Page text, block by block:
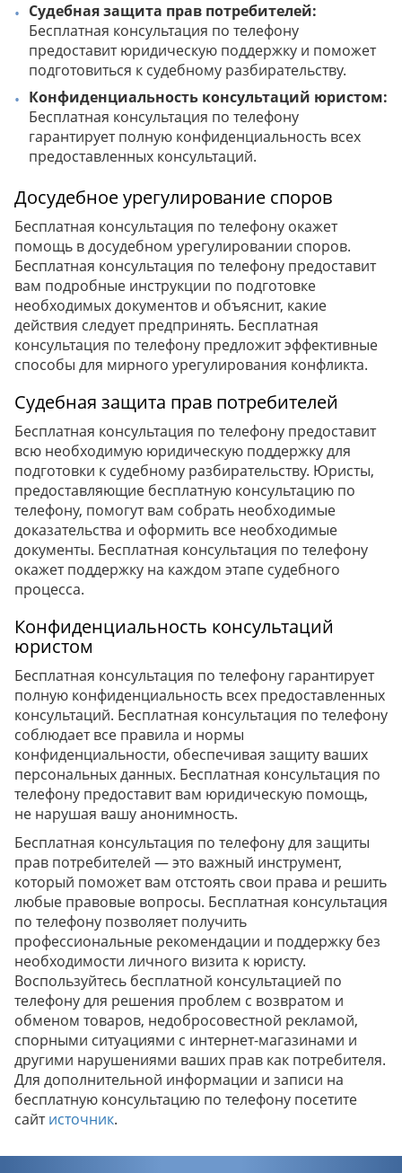
Судебная защита прав потребителей:
Бесплатная консультация по телефону
предоставит юридическую поддержку и поможет
подготовиться к судебному разбирательству.
Конфиденциальность консультаций юристом:
Бесплатная консультация по телефону
гарантирует полную конфиденциальность всех
предоставленных консультаций.
Досудебное урегулирование споров
Бесплатная консультация по телефону окажет
помощь в досудебном урегулировании споров.
Бесплатная консультация по телефону предоставит
вам подробные инструкции по подготовке
необходимых документов и объяснит, какие
действия следует предпринять. Бесплатная
консультация по телефону предложит эффективные
способы для мирного урегулирования конфликта.
Судебная защита прав потребителей
Бесплатная консультация по телефону предоставит
всю необходимую юридическую поддержку для
подготовки к судебному разбирательству. Юристы,
предоставляющие бесплатную консультацию по
телефону, помогут вам собрать необходимые
доказательства и оформить все необходимые
документы. Бесплатная консультация по телефону
окажет поддержку на каждом этапе судебного
процесса.
Конфиденциальность консультаций
юристом
Бесплатная консультация по телефону гарантирует
полную конфиденциальность всех предоставленных
консультаций. Бесплатная консультация по телефону
соблюдает все правила и нормы
конфиденциальности, обеспечивая защиту ваших
персональных данных. Бесплатная консультация по
телефону предоставит вам юридическую помощь,
не нарушая вашу анонимность.
Бесплатная консультация по телефону для защиты
прав потребителей — это важный инструмент,
который поможет вам отстоять свои права и решить
любые правовые вопросы. Бесплатная консультация
по телефону позволяет получить
профессиональные рекомендации и поддержку без
необходимости личного визита к юристу.
Воспользуйтесь бесплатной консультацией по
телефону для решения проблем с возвратом и
обменом товаров, недобросовестной рекламой,
спорными ситуациями с интернет-магазинами и
другими нарушениями ваших прав как потребителя.
Для дополнительной информации и записи на
бесплатную консультацию по телефону посетите
сайтисточник.